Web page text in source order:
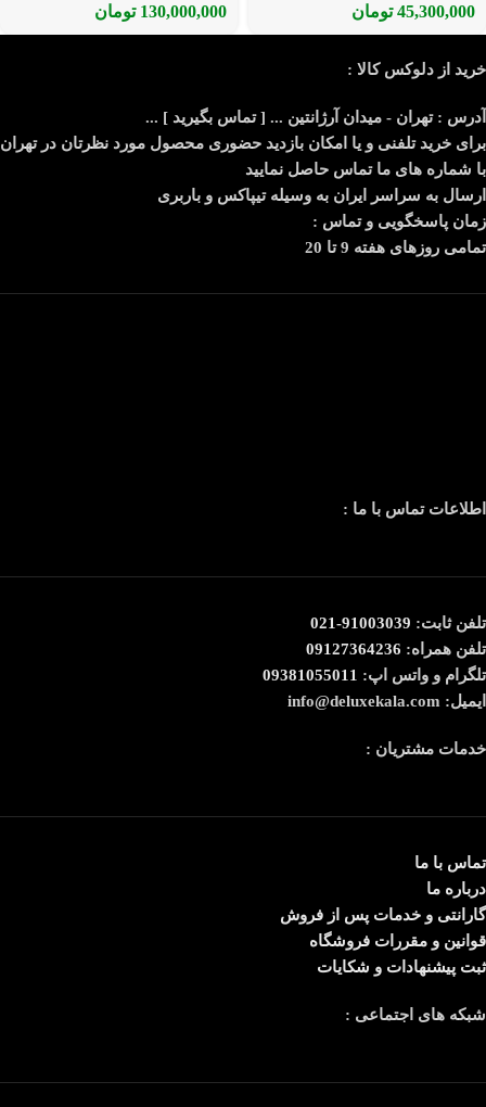
45,300,000 تومان 130,000,000 تومان
خرید از دلوکس کالا :
آدرس : تهران - میدان آرژانتین ... [ تماس بگیرید ] ...
برای خرید تلفنی و یا امکان بازدید حضوری محصول مورد نظرتان در تهران
با شماره های ما تماس حاصل نمایید
ارسال به سراسر ایران به وسیله تیپاکس و باربری
زمان پاسخگویی و تماس :
تمامی روزهای هفته 9 تا 20
اطلاعات تماس با ما :
تلفن ثابت: 91003039-021
تلفن همراه: 09127364236
تلگرام و واتس اپ: 09381055011
ایمیل: info@deluxekala.com
خدمات مشتریان :
تماس با ما
درباره ما
گارانتی و خدمات پس از فروش
قوانین و مقررات فروشگاه
ثبت پیشنهادات و شکایات
شبکه های اجتماعی :